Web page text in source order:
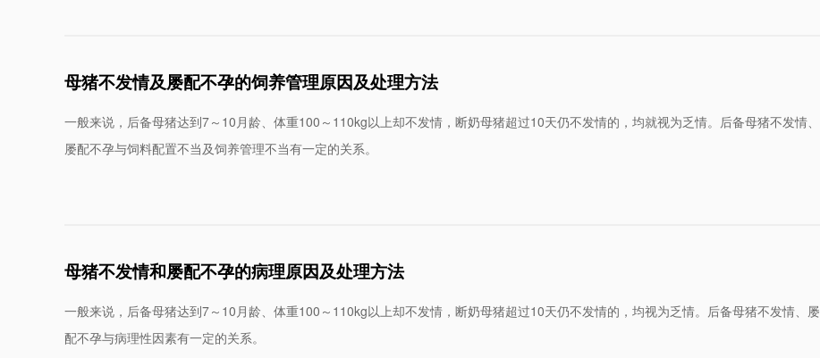
母猪不发情及屡配不孕的饲养管理原因及处理方法
一般来说，后备母猪达到7～10月龄、体重100～110kg以上却不发情，断奶母猪超过10天仍不发情的，均就视为乏情。后备母猪不发情、
屡配不孕与饲料配置不当及饲养管理不当有一定的关系。
母猪不发情和屡配不孕的病理原因及处理方法
一般来说，后备母猪达到7～10月龄、体重100～110kg以上却不发情，断奶母猪超过10天仍不发情的，均视为乏情。后备母猪不发情、屡
配不孕与病理性因素有一定的关系。